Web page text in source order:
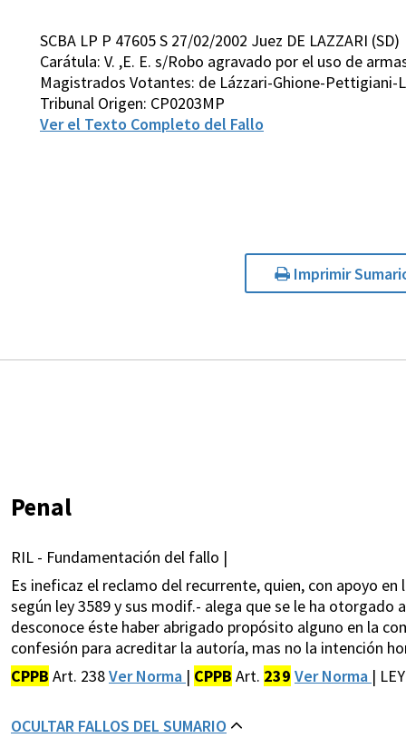
SCBA LP P 47605 S 27/02/2002 Juez DE LAZZARI (SD)
Carátula: V. ,E. E. s/Robo agravado por el uso de
Magistrados Votantes: de Lázzari-Ghione-Pettigiani-
Tribunal Origen: CP0203MP
Ver el Texto Completo del Fallo
Imprimir
Penal
RIL - Fundamentación del fallo |
Es ineficaz el reclamo del recurrente, quien, con apoyo
según ley 3589 y sus modif.- alega que se le ha otorgado
desconoce éste haber abrigado propósito alguno en la
confesión para acreditar la autoría, mas no la intención
CPPB Art. 238Ver Norma | CPPB Art. 239 Ver Norma |
OCULTAR FALLOS DEL SUMARIO